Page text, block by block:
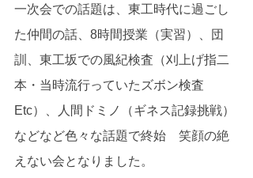
一次会での話題は、東工時代に過ごし
た仲間の話、8時間授業（実習）、団
訓、東工坂での風紀検査（刈上げ指二
本・当時流行っていたズボン検査
Etc）、人間ドミノ（ギネス記録挑戦）
などなど色々な話題で終始　笑顔の絶
えない会となりました。